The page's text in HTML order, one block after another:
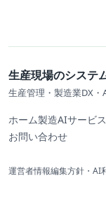
生産現場のシステ
生産管理・製造業DX
ホーム製造AIサービ
お問い合わせ
運営者情報編集方針・AI